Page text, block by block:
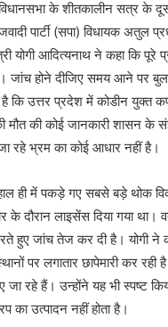
के शीतकालीन सत्र के
पार्टी (सपा) विधायक अतुल
योगी आदित्यनाथ ने कहा कि
जांच होने दीजिए समय आने पर
है कि उत्तर प्रदेश में कोडीन युक्त
मौत की कोई जानकारी शासन के
रहे भ्रम का कोई आधार नहीं है।
ही में पकड़े गए सबसे बड़े थोक
के दौरान लाइसेंस दिया गया था।
हुए जांच तेज कर दी है। योगी ने
पर लगातार छापेमारी कर रही
रहे हैं। उन्होंने यह भी स्पष्ट
का उत्पादन नहीं होता है।